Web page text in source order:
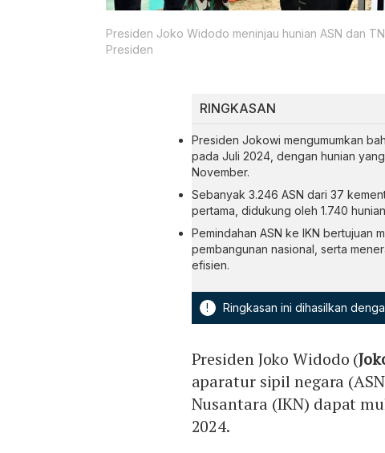
Presiden Joko Widodo meninjau hunian ASN dan
Presiden
RINGKASAN
Presiden Jokowi mengumumkan
pada Juli 2024, dengan hunian
November.
Sebanyak 3.246 ASN dari 37
pertama, didukung oleh 1.740
Pemindahan ASN ke IKN bertujuan
pembangunan nasional, serta
efisien.
! Ringkasan ini dihasilkan
Presiden Joko Widodo (
aparatur sipil negara
Nusantara (IKN) dapat
2024.